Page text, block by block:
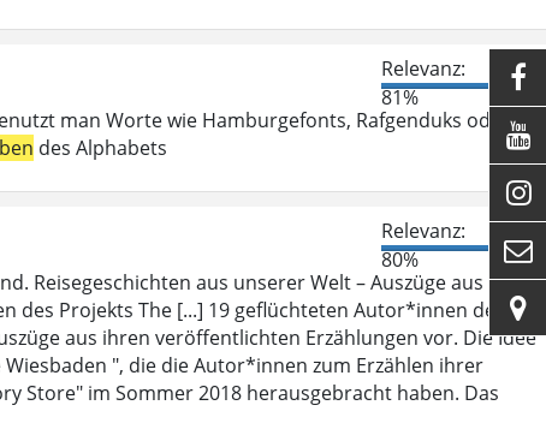
Relevanz:
81%
man Worte wie Hamburgefonts, Rafgenduks oder
des Alphabets
Relevanz:
80%
Reisegeschichten aus unserer Welt – Auszüge aus ihren
des Projekts The [...] 19 geflüchteten Autor*innen des
aus ihren veröffentlichten Erzählungen vor. Die Idee
", die die Autor*innen zum Erzählen ihrer
Store" im Sommer 2018 herausgebracht haben. Das




